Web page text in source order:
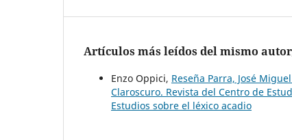
Artículos más leídos del mismo
Enzo Oppici, Reseña Parra, José
Claroscuro. Revista del Centro de
Estudios sobre el léxico acadio